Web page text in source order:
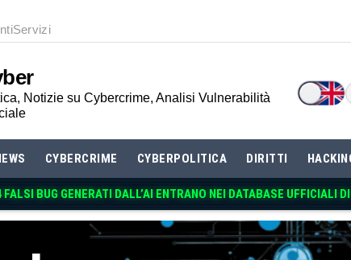
Servizi
Notizie su Cybercrime, Analisi Vulnerabilità
CYBERCRIME CYBERPOLITICA DIRITTI
BUG GENERATI DALL’AI ENTRANO NEI DATABASE UFFICIALI